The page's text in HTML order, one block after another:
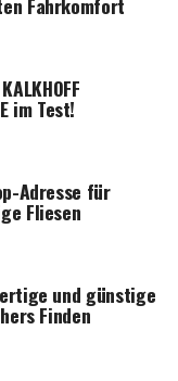
ist Ihr zuver­läs­
im Test!
Adres­se für
Fliesen
und güns­ti­ge
Finden